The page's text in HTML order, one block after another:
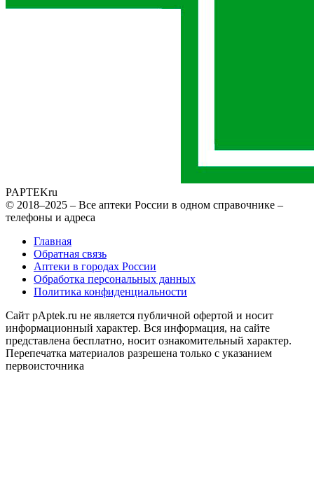
PAPTEKru
© 2018–2025 – Все аптеки России в одном справочнике –
телефоны и адреса
Главная
Обратная связь
Аптеки в городах России
Обработка персональных данных
Политика конфиденциальности
Сайт pAptek.ru не является публичной офертой и носит
информационный характер. Вся информация, на сайте
представлена бесплатно, носит ознакомительный характер.
Перепечатка материалов разрешена только с указанием
первоисточника